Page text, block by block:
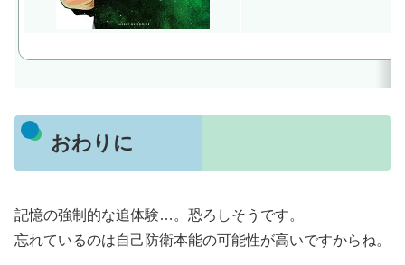
おわりに
記憶の強制的な追体験…。恐ろしそうです。
忘れているのは自己防衛本能の可能性が高いですからね。